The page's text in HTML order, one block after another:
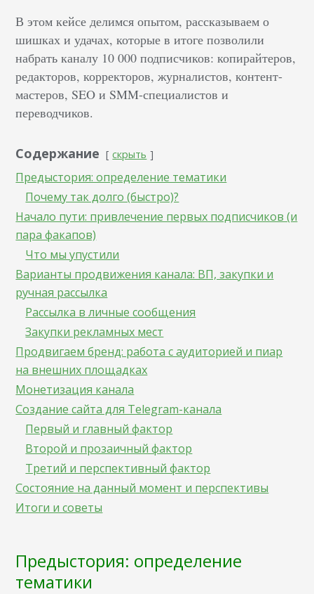
В этом кейсе делимся опытом, рассказываем о
шишках и удачах, которые в итоге позволили
набрать каналу 10 000 подписчиков: копирайтеров,
редакторов, корректоров, журналистов, контент-
мастеров, SEO и SMM-специалистов и
переводчиков.
Содержание скрыть
Предыстория: определение тематики
Почему так долго (быстро)?
Начало пути: привлечение первых подписчиков (и
пара факапов)
Что мы упустили
Варианты продвижения канала: ВП, закупки и
ручная рассылка
Рассылка в личные сообщения
Закупки рекламных мест
Продвигаем бренд: работа с аудиторией и пиар
на внешних площадках
Монетизация канала
Создание сайта для Telegram-канала
Первый и главный фактор
Второй и прозаичный фактор
Третий и перспективный фактор
Состояние на данный момент и перспективы
Итоги и советы
Предыстория: определение
тематики